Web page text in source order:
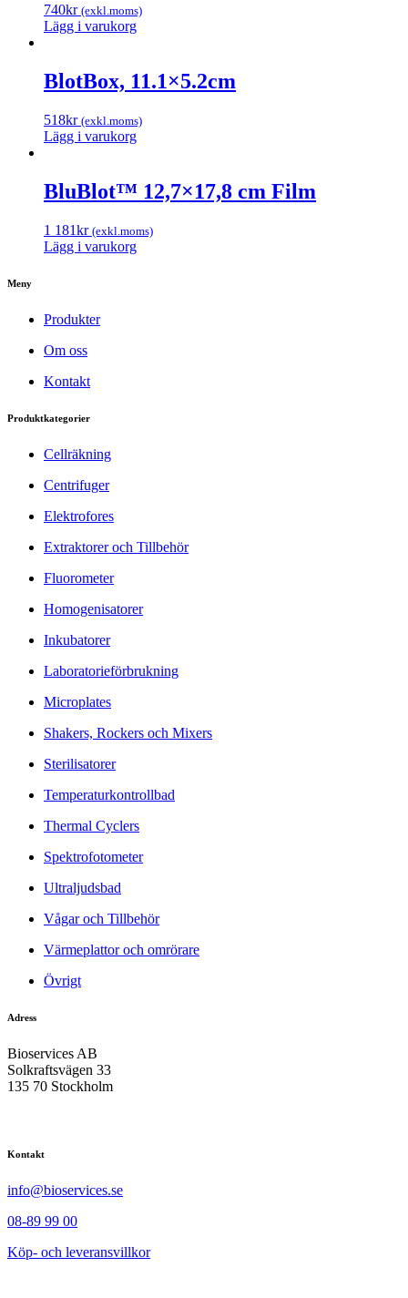
740kr (exkl.moms)
Lägg i varukorg
BlotBox, 11.1×5.2cm
518kr (exkl.moms)
Lägg i varukorg
BluBlot™ 12,7×17,8 cm Film
1 181kr (exkl.moms)
Lägg i varukorg
Meny
Produkter
Om oss
Kontakt
Produktkategorier
Cellräkning
Centrifuger
Elektrofores
Extraktorer och Tillbehör
Fluorometer
Homogenisatorer
Inkubatorer
Laboratorieförbrukning
Microplates
Shakers, Rockers och Mixers
Sterilisatorer
Temperaturkontrollbad
Thermal Cyclers
Spektrofotometer
Ultraljudsbad
Vågar och Tillbehör
Värmeplattor och omrörare
Övrigt
Adress
Bioservices AB
Solkraftsvägen 33
135 70 Stockholm
Kontakt
info@bioservices.se
08-89 99 00
Köp- och leveransvillkor